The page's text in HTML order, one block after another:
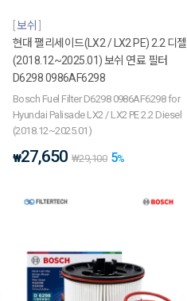
보쉬
현대 팰리세이드(LX2 / LX2 PE) 2.2 디젤
(2018.12~2025.01) 보쉬 연료 필터
D6298 0986AF6298
Bosch Fuel Filter D6298 0986AF6298 for
Hyundai Palisade LX2 / LX2 PE 2.2 Diesel
(2018.12~2025.01)
₩27,650 ₩29,100 5%